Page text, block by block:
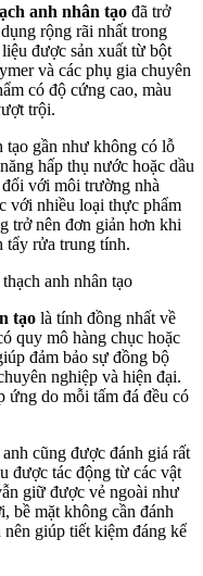
anh nhân tạo đã trở
rộng rãi nhất trong
được sản xuất từ bột
và các phụ gia chuyên
có độ cứng cao, màu
trội.
tạo gần như không có lỗ
hấp thụ nước hoặc dầu
với môi trường nhà
với nhiều loại thực phẩm
trở nên đơn giản hơn khi
tẩy rửa trung tính.
tạo là tính đồng nhất về
quy mô hàng chục hoặc
đảm bảo sự đồng bộ
nghiệp và hiện đại.
ứng do mỗi tấm đá đều có
cũng được đánh giá rất
được tác động từ các vật
giữ được vẻ ngoài như
bề mặt không cần đánh
giúp tiết kiệm đáng kể